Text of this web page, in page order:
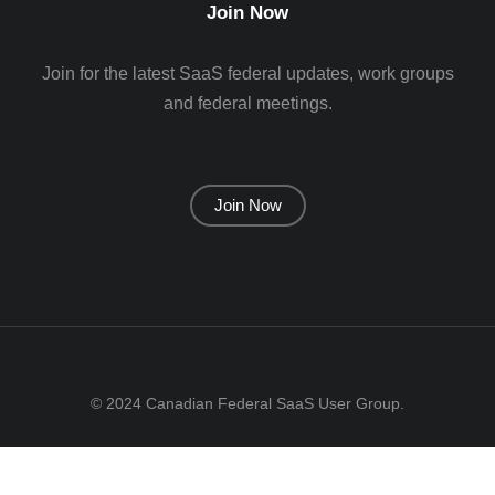
Join Now
Join for the latest SaaS federal updates, work groups
and federal meetings.
Join Now
© 2024 Canadian Federal SaaS User Group.